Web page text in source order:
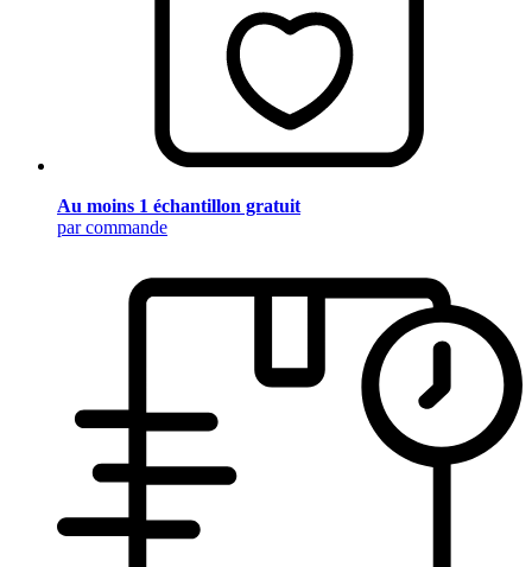
Au moins 1 échantillon gratuit
par commande